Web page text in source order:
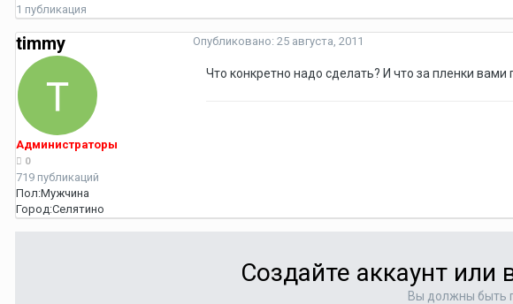
1 публикация
timmy
Администраторы
0
719 публикаций
Пол:Мужчина
Город:Селятино
Опубликовано: 25 августа, 2011
Что конкретно надо сделать? И что за пленки вами
Создайте аккаунт
Вы должны быть